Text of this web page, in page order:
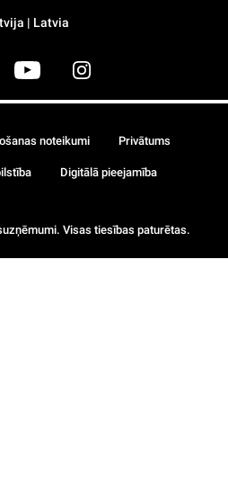
| Latvia
Visas tiesības paturētas.
noteikumi Privātums
Digitālā pieejamība